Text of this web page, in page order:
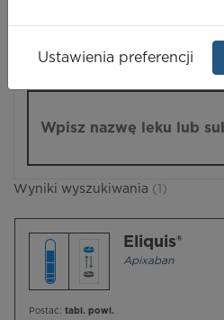
Wyniki wyszukiwania (1)
Eliquis®
Apixaban
Postać: tabl. powl.
Ustawienia preferencji